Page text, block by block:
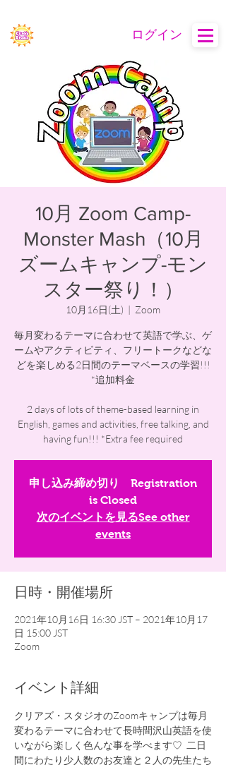
ログイン
10月 Zoom Camp-
Monster Mash（10月
ズームキャンプ-モン
スター祭り！）
10月16日(土)
  |
Zoom
毎月変わるテーマに合わせて英語で学ぶ、ゲ
ームやアクティビティ、フリートークなどな
どを楽しめる2日間のテーマベースの学習!!!
*追加料金
2 days of lots of theme-based learning in
English, games and activities, free talking, and
申し込み締め切り Registration
is Closed
次のイベントを見るSee other
events
日時・開催場所
2021年10月16日 16:30 JST – 2021年10月17
日 15:00 JST
Zoom
イベント詳細
クリアズ・スタジオのZoomキャンプは毎月
変わるテーマに合わせて長時間沢山英語を使
いながら楽しく色んな事を学べます♡  二日
間にわたり少人数のお友達と２人の先生たち